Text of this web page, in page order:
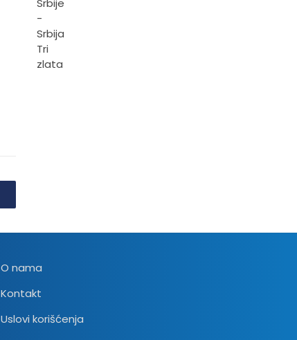
O nama
Kontakt
Uslovi korišćenja